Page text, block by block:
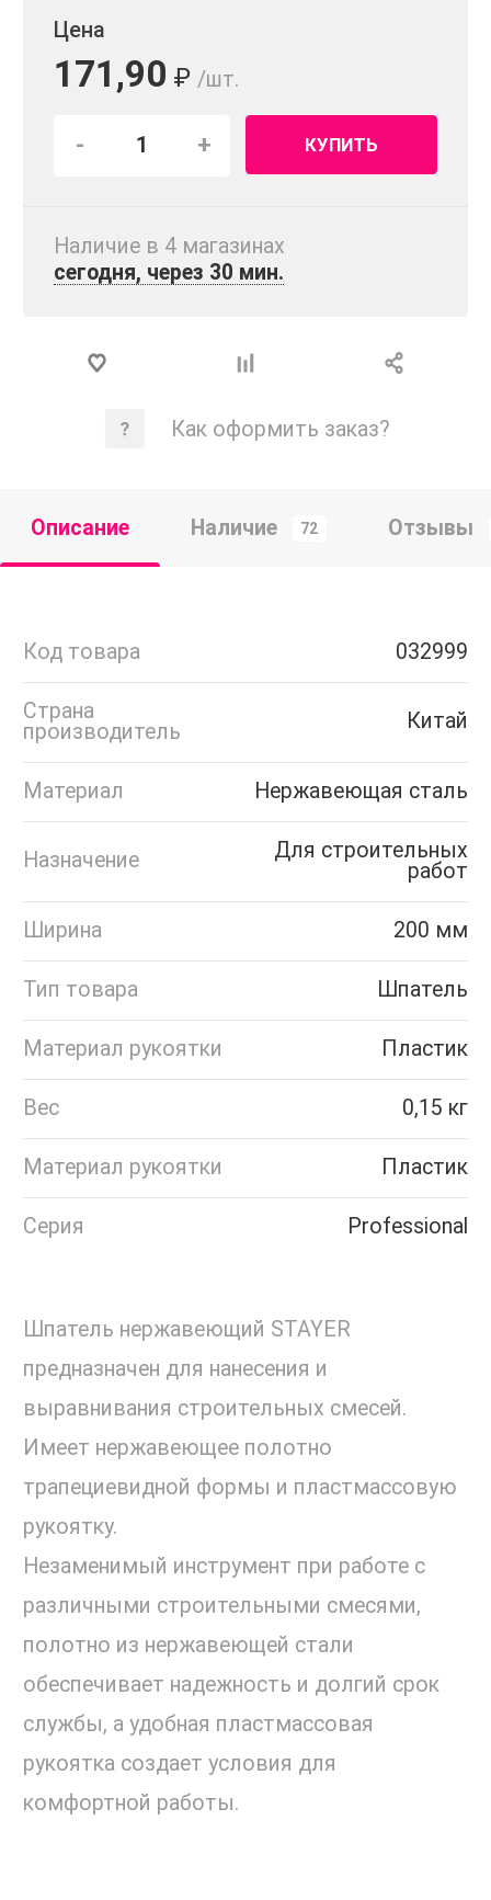
Цена
171,90 ₽ /шт.
- + КУПИТЬ
Наличие в 4 магазинах
сегодня, через 30 мин.
Как оформить заказ?
Описание Наличие 72 Отзывы
Код товара 032999
Страна
производитель
Китай
Материал Нержавеющая сталь
Назначение
Для строительных
работ
Ширина 200 мм
Тип товара Шпатель
Материал рукоятки Пластик
Вес 0,15 кг
Материал рукоятки Пластик
Серия Professional
Шпатель нержавеющий STAYER
предназначен для нанесения и
выравнивания строительных смесей.
Имеет нержавеющее полотно
трапециевидной формы и пластмассовую
рукоятку.
Незаменимый инструмент при работе с
различными строительными смесями,
полотно из нержавеющей стали
обеспечивает надежность и долгий срок
службы, а удобная пластмассовая
рукоятка создает условия для
комфортной работы.